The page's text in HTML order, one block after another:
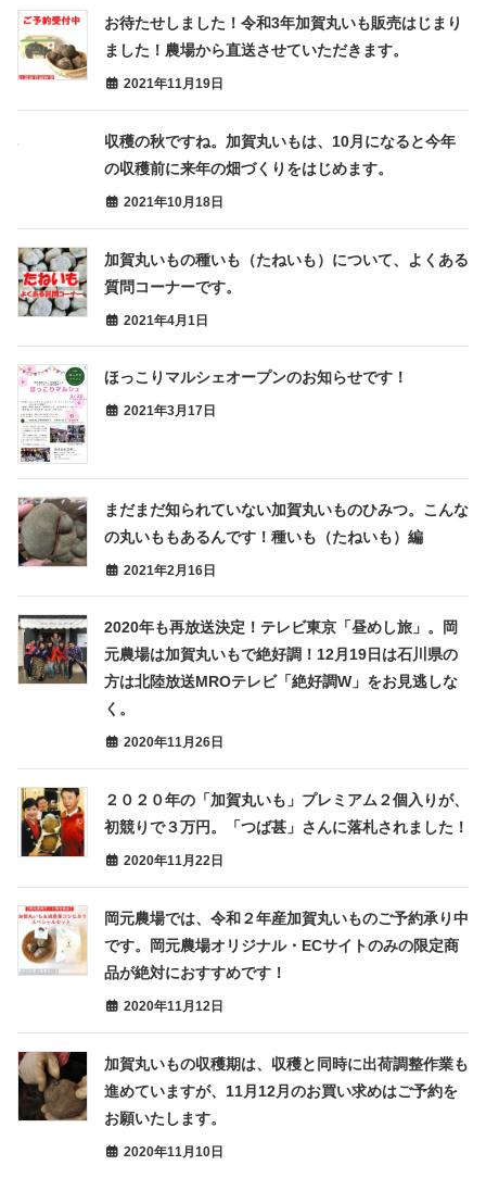
お待たせしました！令和3年加賀丸いも販売はじまり
ました！農場から直送させていただきます。
2021年11月19日
収穫の秋ですね。加賀丸いもは、10月になると今年
の収穫前に来年の畑づくりをはじめます。
2021年10月18日
加賀丸いもの種いも（たねいも）について、よくある
質問コーナーです。
2021年4月1日
ほっこりマルシェオープンのお知らせです！
2021年3月17日
まだまだ知られていない加賀丸いものひみつ。こんな
の丸いももあるんです！種いも（たねいも）編
2021年2月16日
2020年も再放送決定！テレビ東京「昼めし旅」。岡
元農場は加賀丸いもで絶好調！12月19日は石川県の
方は北陸放送MROテレビ「絶好調W」をお見逃しな
く。
2020年11月26日
２０２０年の「加賀丸いも」プレミアム２個入りが、
初競りで３万円。「つば甚」さんに落札されました！
2020年11月22日
岡元農場では、令和２年産加賀丸いものご予約承り中
です。岡元農場オリジナル・ECサイトのみの限定商
品が絶対におすすめです！
2020年11月12日
加賀丸いもの収穫期は、収穫と同時に出荷調整作業も
進めていますが、11月12月のお買い求めはご予約を
お願いたします。
2020年11月10日